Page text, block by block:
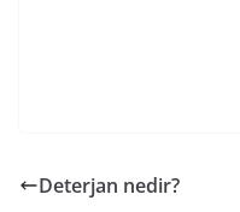
Deterjan nedir?